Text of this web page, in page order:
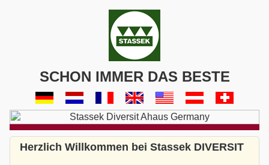
SCHON IMMER DAS BESTE
Herzlich Willkommen bei Stassek DIVERSIT